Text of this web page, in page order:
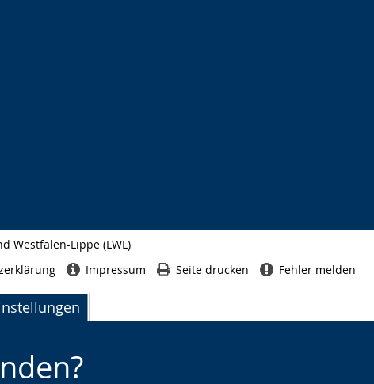
Westfalen-Lippe (LWL)
Impressum Seite drucken Fehler melden